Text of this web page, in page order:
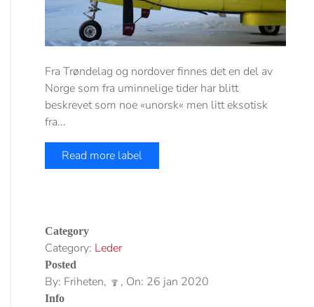
Fra Trøndelag og nordover finnes det en del av
Norge som fra uminnelige tider har blitt
beskrevet som noe «unorsk« men litt eksotisk
fra...
Read more label
Category
Category: Leder
Posted
By: Friheten, , On: 26 jan 2020
Info